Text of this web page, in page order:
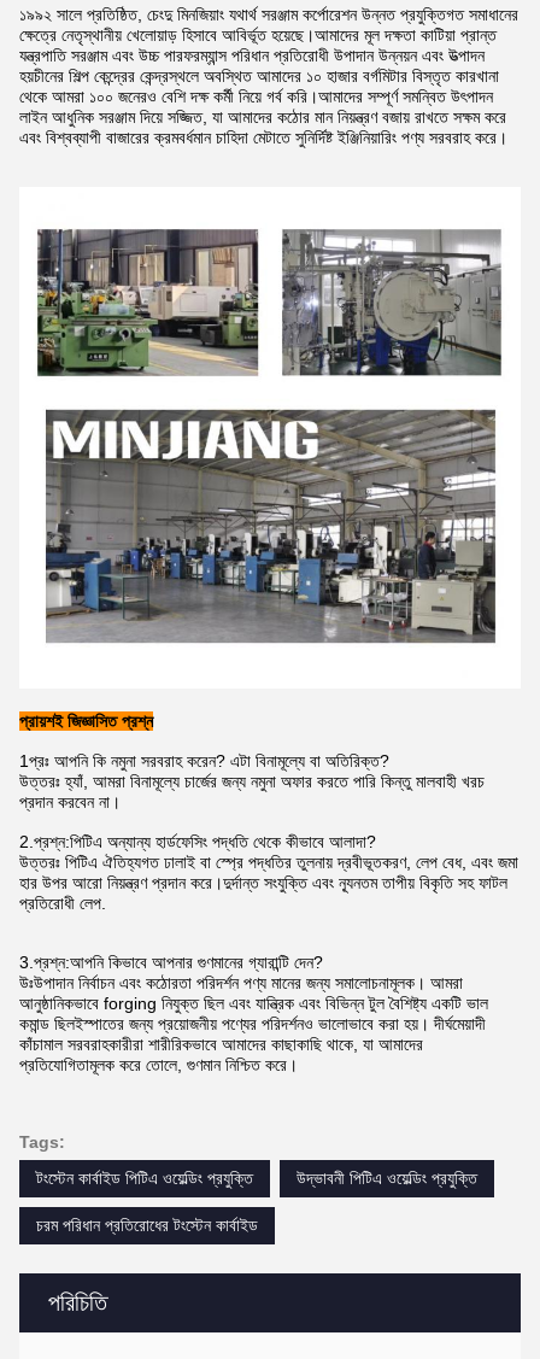
পরিচিতি
১৯৯২ সালে প্রতিষ্ঠিত, চেংদু মিনজিয়াং যথার্থ সরঞ্জাম কর্পোরেশন উন্নত প্রযুক্তিগত সমাধানের
ক্ষেত্রে নেতৃস্থানীয় খেলোয়াড় হিসাবে আবির্ভূত হয়েছে।আমাদের মূল দক্ষতা কাটিয়া প্রান্ত
যন্ত্রপাতি সরঞ্জাম এবং উচ্চ পারফরম্যান্স পরিধান প্রতিরোধী উপাদান উন্নয়ন এবং উত্পাদন
হয়চীনের শিল্প কেন্দ্রের কেন্দ্রস্থলে অবস্থিত আমাদের ১০ হাজার বর্গমিটার বিস্তৃত কারখানা
থেকে আমরা ১০০ জনেরও বেশি দক্ষ কর্মী নিয়ে গর্ব করি।আমাদের সম্পূর্ণ সমন্বিত উৎপাদন
লাইন আধুনিক সরঞ্জাম দিয়ে সজ্জিত, যা আমাদের কঠোর মান নিয়ন্ত্রণ বজায় রাখতে সক্ষম করে
এবং বিশ্বব্যাপী বাজারের ক্রমবর্ধমান চাহিদা মেটাতে সুনির্দিষ্ট ইঞ্জিনিয়ারিং পণ্য সরবরাহ করে।
প্রায়শই জিজ্ঞাসিত প্রশ্ন
1প্রঃ আপনি কি নমুনা সরবরাহ করেন? এটা বিনামূল্যে বা অতিরিক্ত?
উত্তরঃ হ্যাঁ, আমরা বিনামূল্যে চার্জের জন্য নমুনা অফার করতে পারি কিন্তু মালবাহী খরচ
প্রদান করবেন না।
2. প্রশ্ন:পিটিএ অন্যান্য হার্ডফেসিং পদ্ধতি থেকে কীভাবে আলাদা?
উত্তরঃ পিটিএ ঐতিহ্যগত ঢালাই বা স্প্রে পদ্ধতির তুলনায় দ্রবীভূতকরণ, লেপ বেধ, এবং জমা
হার উপর আরো নিয়ন্ত্রণ প্রদান করে।দুর্দান্ত সংযুক্তি এবং ন্যূনতম তাপীয় বিকৃতি সহ ফাটল
প্রতিরোধী লেপ.
3. প্রশ্ন:আপনি কিভাবে আপনার গুণমানের গ্যারান্টি দেন?
উঃউপাদান নির্বাচন এবং কঠোরতা পরিদর্শন পণ্য মানের জন্য সমালোচনামূলক। আমরা
আনুষ্ঠানিকভাবে forging নিযুক্ত ছিল এবং যান্ত্রিক এবং বিভিন্ন টুল বৈশিষ্ট্য একটি ভাল
কমান্ড ছিলইস্পাতের জন্য প্রয়োজনীয় পণ্যের পরিদর্শনও ভালোভাবে করা হয়। দীর্ঘমেয়াদী
কাঁচামাল সরবরাহকারীরা শারীরিকভাবে আমাদের কাছাকাছি থাকে, যা আমাদের
প্রতিযোগিতামূলক করে তোলে, গুণমান নিশ্চিত করে।
Tags:
টংস্টেন কার্বাইড পিটিএ ওয়েল্ডিং প্রযুক্তি
উদ্ভাবনী পিটিএ ওয়েল্ডিং প্রযুক্তি
চরম পরিধান প্রতিরোধের টংস্টেন কার্বাইড